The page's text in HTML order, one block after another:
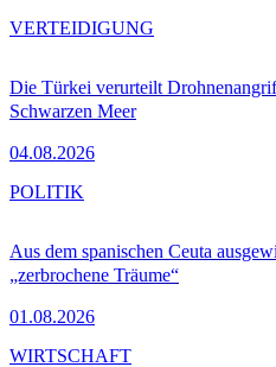
Die Türkei verurteilt
Schwarzen Meer
04.08.2026
VERTEIDIGUNG
Aus dem spanischen Ceuta
„zerbrochene Träume“
01.08.2026
POLITIK
WIRTSCHAFT